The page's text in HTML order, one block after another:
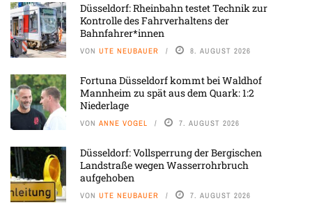
Düsseldorf: Rheinbahn testet Technik zur
Kontrolle des Fahrverhaltens der
Bahnfahrer*innen
VON UTE NEUBAUER 8. AUGUST 2026
Fortuna Düsseldorf kommt bei Waldhof
Mannheim zu spät aus dem Quark: 1:2
Niederlage
VON ANNE VOGEL 7. AUGUST 2026
Düsseldorf: Vollsperrung der Bergischen
Landstraße wegen Wasserrohrbruch
aufgehoben
VON UTE NEUBAUER 7. AUGUST 2026